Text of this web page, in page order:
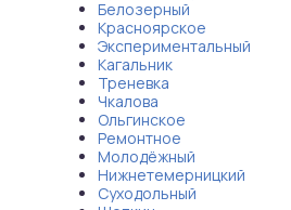
Белозерный
Красноярское
Экспериментальный
Кагальник
Треневка
Чкалова
Ольгинское
Ремонтное
Молодёжный
Нижнетемерницкий
Суходольный